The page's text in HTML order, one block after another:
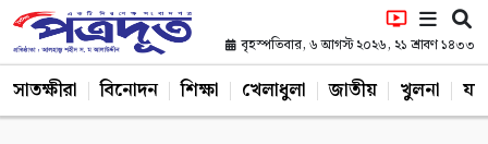
বৃহস্পতিবার, ৬ আগস্ট ২০২৬, ২১ শ্রাবণ ১৪৩৩
সাতক্ষীরা বিনোদন শিক্ষা খেলাধুলা জাতীয় খুলনা